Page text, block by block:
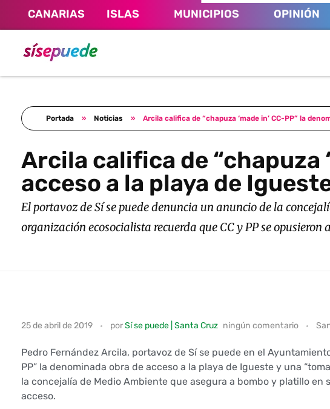
CANARIAS ISLAS MUNICIPIOS OPINIÓN
Portada » Noticias » Arcila califica de “chapuza ‘made in’ CC-PP” la
Arcila califica de “chapuza
acceso a la playa de
El portavoz de Sí se puede denuncia un anuncio de la
organización ecosocialista recuerda que CC y PP se
A
r
c
i
25 de abril de 2019 porSí se puede | Santa Cruz ningún comentario
Pedro Fernández Arcila, portavoz de Sí se puede en el
PP” la denominada obra de acceso a la playa de Igueste y una
la concejalía de Medio Ambiente que asegura a bombo y platillo en
acceso.